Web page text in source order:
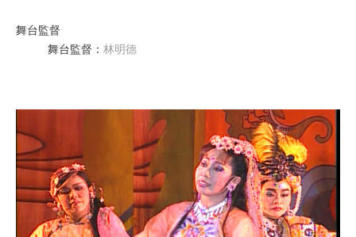
舞台監督
舞台監督 ： 林明德